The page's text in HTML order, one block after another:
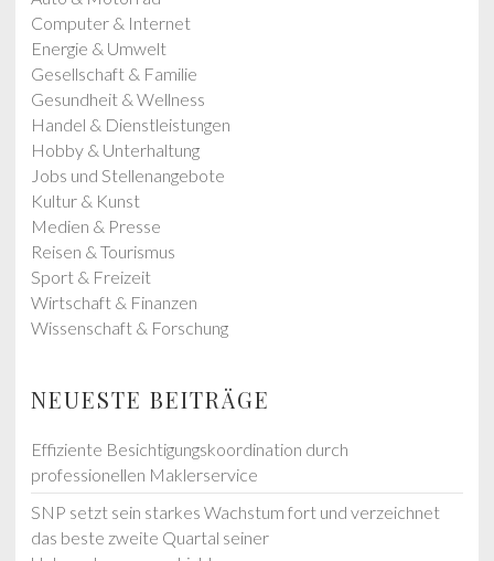
s
t
:
Computer & Internet
Energie & Umwelt
Gesellschaft & Familie
Gesundheit & Wellness
Handel & Dienstleistungen
Hobby & Unterhaltung
Jobs und Stellenangebote
Kultur & Kunst
Medien & Presse
Reisen & Tourismus
Sport & Freizeit
Wirtschaft & Finanzen
Wissenschaft & Forschung
NEUESTE BEITRÄGE
Effiziente Besichtigungskoordination durch
professionellen Maklerservice
SNP setzt sein starkes Wachstum fort und verzeichnet
das beste zweite Quartal seiner